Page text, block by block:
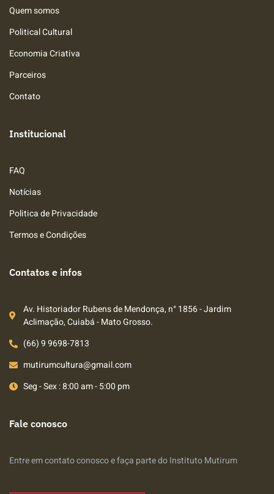
Quem somos
Political Cultural
Economia Criativa
Parceiros
Contato
Institucional
FAQ
Notícias
Politica de Privacidade
Termos e Condições
Contatos e infos
Av. Historiador Rubens de Mendonça, n° 1856 - Jardim
Aclimação, Cuiabá - Mato Grosso.
(66) 9 9698-7813
mutirumcultura@gmail.com
Seg - Sex : 8:00 am - 5:00 pm
Fale conosco
Entre em contato conosco e faça parte do Instituto Mutirum